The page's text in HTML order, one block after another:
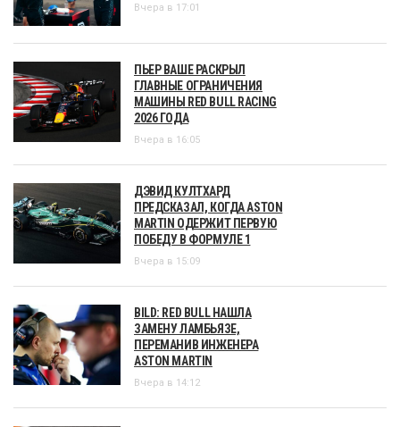
Вчера в 17:01
ПЬЕР ВАШЕ РАСКРЫЛ
ГЛАВНЫЕ ОГРАНИЧЕНИЯ
МАШИНЫ RED BULL RACING
2026 ГОДА
Вчера в 16:05
ДЭВИД КУЛТХАРД
ПРЕДСКАЗАЛ, КОГДА ASTON
MARTIN ОДЕРЖИТ ПЕРВУЮ
ПОБЕДУ В ФОРМУЛЕ 1
Вчера в 15:09
BILD: RED BULL НАШЛА
ЗАМЕНУ ЛАМБЬЯЗЕ,
ПЕРЕМАНИВ ИНЖЕНЕРА
ASTON MARTIN
Вчера в 14:12